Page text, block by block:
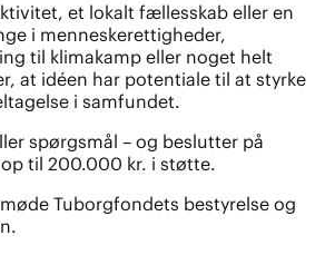
et lokalt fællesskab eller en
i menneskerettigheder,
til klimakamp eller noget helt
at idéen har potentiale til at styrke
i samfundet.
spørgsmål – og beslutter på
til 200.000 kr. i støtte.
Tuborgfondets bestyrelse og